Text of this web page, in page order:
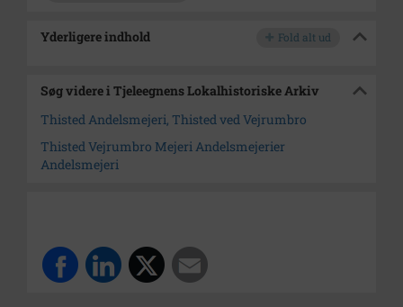
Yderligere indhold Fold alt ud
Søg videre i Tjeleegnens Lokalhistoriske Arkiv
Thisted Andelsmejeri, Thisted ved Vejrumbro
Thisted Vejrumbro Mejeri Andelsmejerier
Andelsmejeri